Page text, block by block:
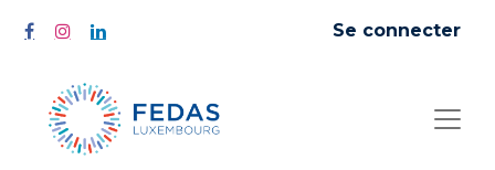
Se connecter